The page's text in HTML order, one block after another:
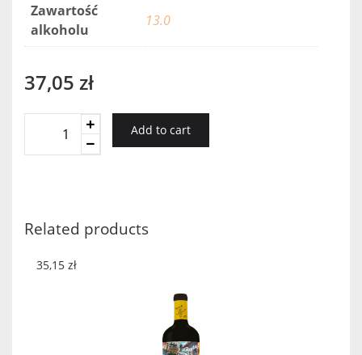
Zawartość
alkoholu
13.0
37,05 zł
Roussillon
2018
quantity
Add to cart
Related products
35,15 zł